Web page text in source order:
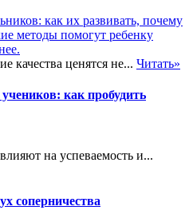
качества ценятся не... Читать»
как пробудить
на успеваемость и...
соперничества